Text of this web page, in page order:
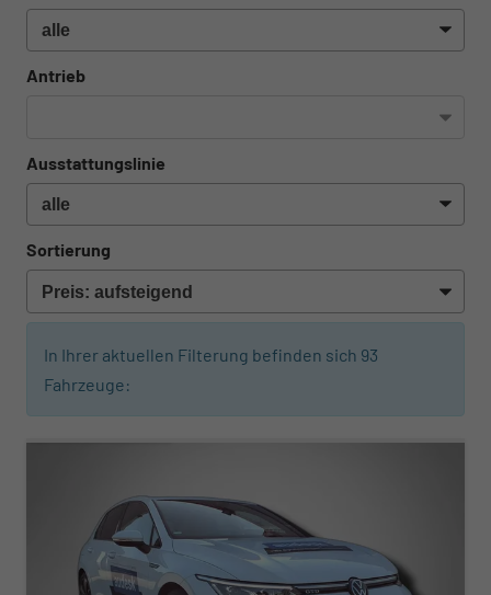
Antrieb
Ausstattungslinie
Sortierung
In Ihrer aktuellen Filterung befinden sich 93
Fahrzeuge:
ab 310,– € mtl.